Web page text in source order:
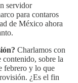
servidor
para contaros
de México ahora
Charlamos con
sobre la
febrero y lo que
¿Es el fin